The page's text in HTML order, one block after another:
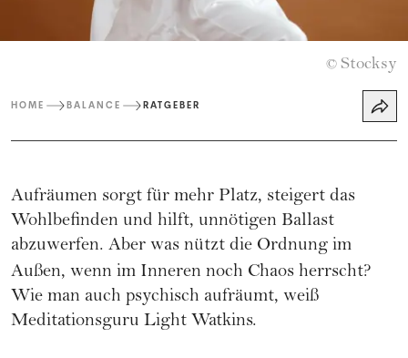
© Stocksy
HOME BALANCE RATGEBER
Aufräumen sorgt für mehr Platz, steigert das
Wohlbefinden und hilft, unnötigen Ballast
abzuwerfen. Aber was nützt die Ordnung im
Außen, wenn im Inneren noch Chaos herrscht?
Wie man auch psychisch aufräumt, weiß
Meditationsguru Light Watkins.